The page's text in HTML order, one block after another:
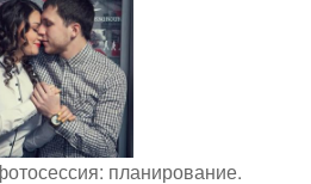
планирование.